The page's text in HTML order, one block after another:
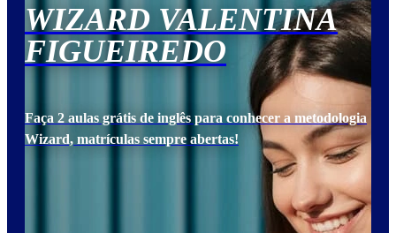
WIZARD VALENTINA
FIGUEIREDO
Faça 2 aulas grátis de inglês para conhecer a metodologia
Wizard, matrículas sempre abertas!